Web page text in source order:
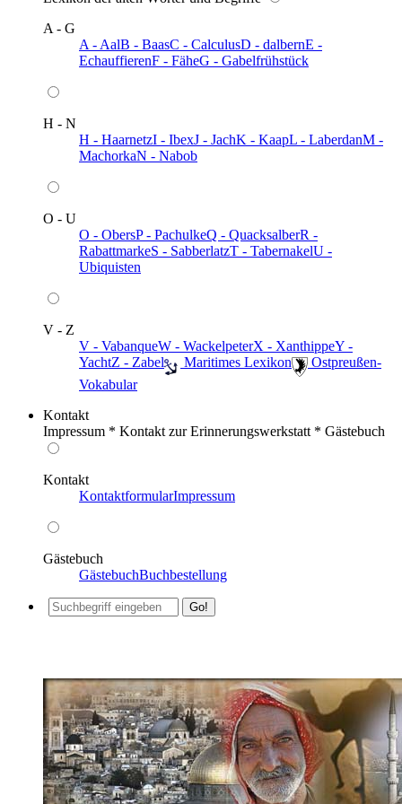
A - G
A - AalB - BaasC - CalculusD - dalbernE -
EchauffierenF - FäheG - Gabelfrühstück
H - N
H - HaarnetzI - IbexJ - JachK - KaapL - LaberdanM -
MachorkaN - Nabob
O - U
O - ObersP - PachulkeQ - QuacksalberR -
RabattmarkeS - SabberlatzT - TabernakelU -
Ubiquisten
V - Z
V - VabanqueW - WackelpeterX - XanthippeY -
YachtZ - Zabel ️ Maritimes Lexikon
️ Ostpreußen-
Vokabular
Kontakt
Impressum * Kontakt zur Erinnerungswerkstatt * Gästebuch
Kontakt
KontaktformularImpressum
Gästebuch
GästebuchBuchbestellung